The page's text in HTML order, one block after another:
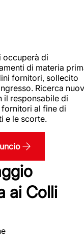
occuperà di
di materia
fornitori, sollecito
Ricerca
il responsabile di
al fine di
e le scorte.
ai Colli